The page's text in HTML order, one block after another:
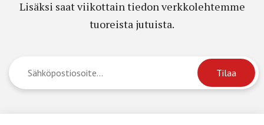
Lisäksi saat viikottain tiedon verkkolehtemme
tuoreista jutuista.